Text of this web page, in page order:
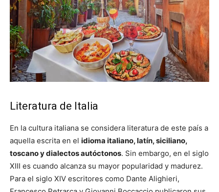
Literatura de Italia
En la cultura italiana se considera literatura de este país a
aquella escrita en el idioma italiano, latín, siciliano,
toscano y dialectos autóctonos. Sin embargo, en el siglo
XIII es cuando alcanza su mayor popularidad y madurez.
Para el siglo XIV escritores como Dante Alighieri,